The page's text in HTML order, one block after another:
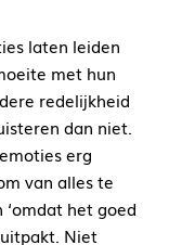
laten leiden
met hun
redelijkheid
dan niet.
erg
van alles te
het goed
Niet